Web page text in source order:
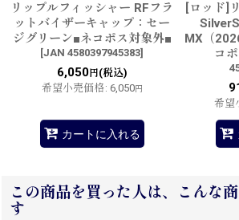
リップルフィッシャー RFフラ
ットバイザーキャップ：セー
ジグリーン■ネコポス対象外■
[JAN 4580397945383]
6,050円(税込)
希望小売価格: 6,050円
カートに入れる
[ロッド]
MX（
コ
希望
この商品を買った人は、こんな
す